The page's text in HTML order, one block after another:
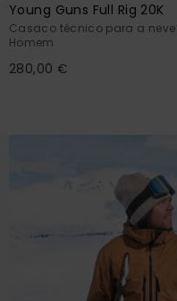
Young Guns Full Rig 20K
Casaco técnico para a
Homem
280,00 €